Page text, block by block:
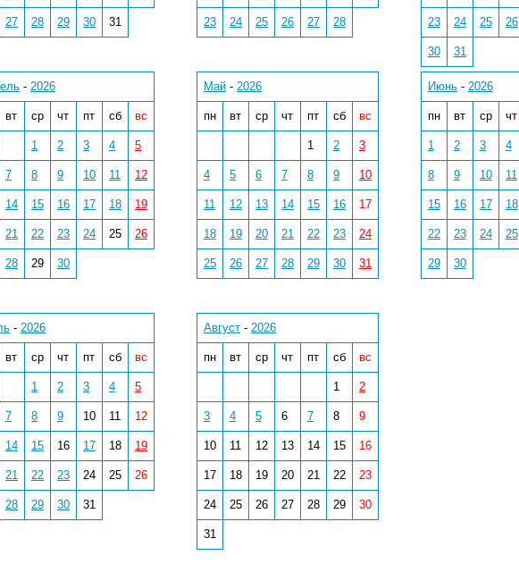
27 28 29 30 31 23 24 25 26 27 28 23 24 25 26
30 31
- 2026
вт ср чт пт сб вс
1 2 3 4 5
7 8 9 10 11 12
14 15 16 17 18 19
21 22 23 24 25 26
28 29 30
Май- 2026
пн вт ср чт пт сб вс
1 2 3
4 5 6 7 8 9 10
11 12 13 14 15 16 17
18 19 20 21 22 23 24
25 26 27 28 29 30 31
Июнь- 2026
пн вт ср чт
1 2 3 4
8 9 10 11
15 16 17 18
22 23 24 25
29 30
- 2026
вт ср чт пт сб вс
1 2 3 4 5
7 8 9 10 11 12
14 15 16 17 18 19
21 22 23 24 25 26
28 29 30 31
Август- 2026
пн вт ср чт пт сб вс
1 2
3 4 5 6 7 8 9
10 11 12 13 14 15 16
17 18 19 20 21 22 23
24 25 26 27 28 29 30
31